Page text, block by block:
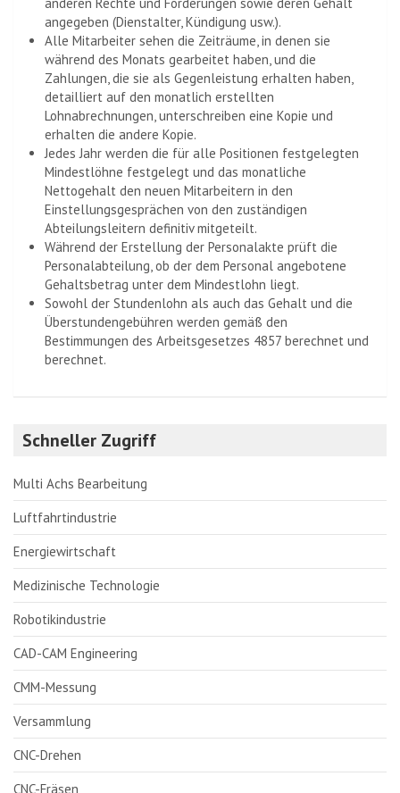
angegeben (Dienstalter, Kündigung usw.).
Alle Mitarbeiter sehen die Zeiträume, in denen sie
während des Monats gearbeitet haben, und die
Zahlungen, die sie als Gegenleistung erhalten haben,
detailliert auf den monatlich erstellten
Lohnabrechnungen, unterschreiben eine Kopie und
erhalten die andere Kopie.
Jedes Jahr werden die für alle Positionen festgelegten
Mindestlöhne festgelegt und das monatliche
Nettogehalt den neuen Mitarbeitern in den
Einstellungsgesprächen von den zuständigen
Abteilungsleitern definitiv mitgeteilt.
Während der Erstellung der Personalakte prüft die
Personalabteilung, ob der dem Personal angebotene
Gehaltsbetrag unter dem Mindestlohn liegt.
Sowohl der Stundenlohn als auch das Gehalt und die
Überstundengebühren werden gemäß den
Bestimmungen des Arbeitsgesetzes 4857 berechnet und
berechnet.
Schneller Zugriff
Multi Achs Bearbeitung
Luftfahrtindustrie
Energiewirtschaft
Medizinische Technologie
Robotikindustrie
CAD-CAM Engineering
CMM-Messung
Versammlung
CNC-Drehen
CNC-Fräsen